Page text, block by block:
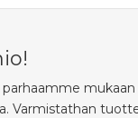
Varmistathan